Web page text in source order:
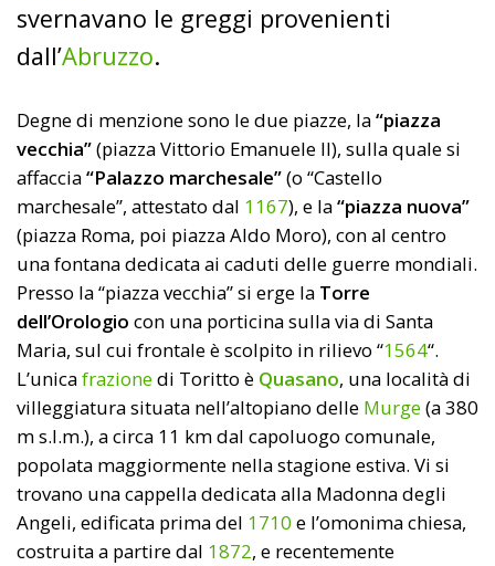
svernavano le greggi provenienti
dall’Abruzzo.
Degne di menzione sono le due piazze, la“piazza
vecchia”(piazza Vittorio Emanuele II), sulla quale si
affaccia“Palazzo marchesale”(o “Castello
marchesale”, attestato dal 1167), e la“piazza nuova”
(piazza Roma, poi piazza Aldo Moro), con al centro
una fontana dedicata ai caduti delle guerre mondiali.
Presso la “piazza vecchia” si erge la Torre
dell’Orologio con una porticina sulla via di Santa
Maria, sul cui frontale è scolpito in rilievo “1564“.
L’unicafrazionedi Toritto è Quasano, una località di
villeggiatura situata nell’altopiano delle Murge(a 380
m s.l.m.), a circa 11 km dal capoluogo comunale,
popolata maggiormente nella stagione estiva. Vi si
trovano una cappella dedicata alla Madonna degli
Angeli, edificata prima del 1710 e l’omonima chiesa,
costruita a partire dal 1872, e recentemente